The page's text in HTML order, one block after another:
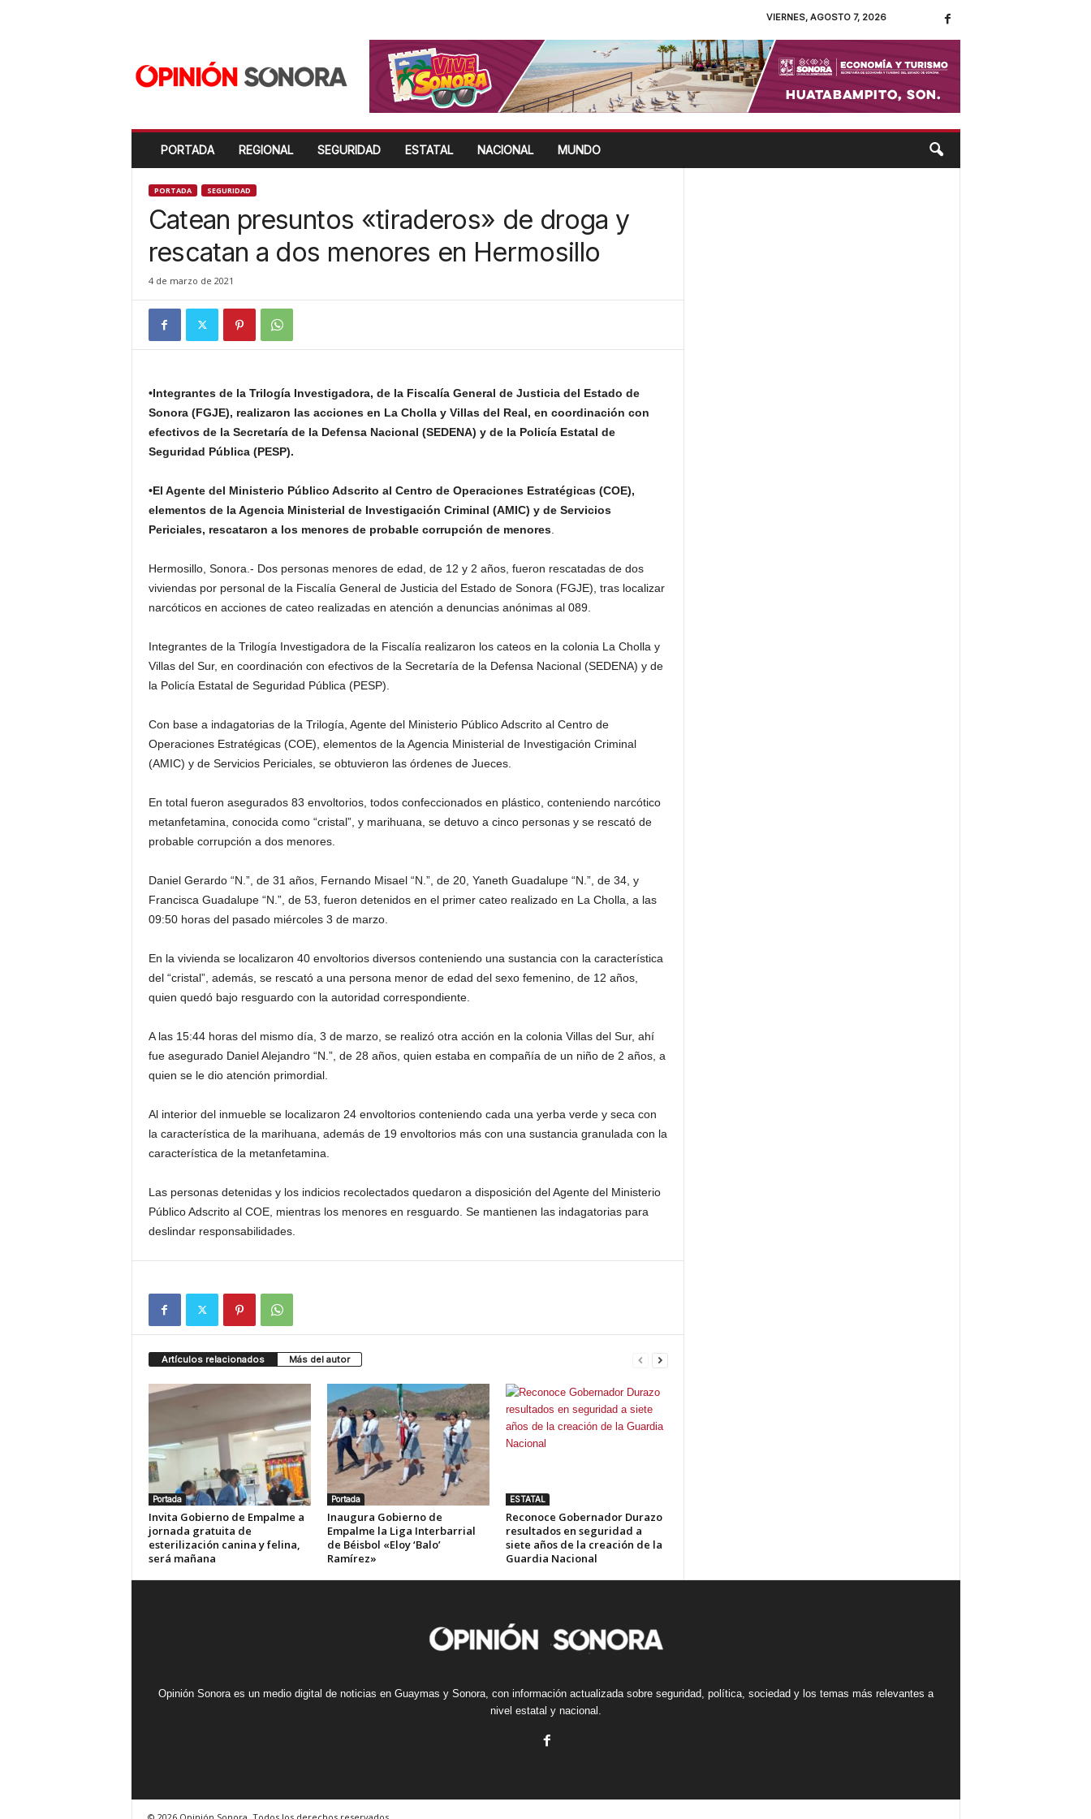
VIERNES, AGOSTO 7, 2026
PORTADA REGIONAL SEGURIDAD ESTATAL NACIONAL MUNDO
PORTADA SEGURIDAD
Catean presuntos «tiraderos» de droga y
rescatan a dos menores en Hermosillo
4 de marzo de 2021
•Integrantes de la Trilogía Investigadora, de la Fiscalía General de Justicia del Estado de
Sonora (FGJE), realizaron las acciones en La Cholla y Villas del Real, en coordinación con
efectivos de la Secretaría de la Defensa Nacional (SEDENA) y de la Policía Estatal de
Seguridad Pública (PESP).
•El Agente del Ministerio Público Adscrito al Centro de Operaciones Estratégicas (COE),
elementos de la Agencia Ministerial de Investigación Criminal (AMIC) y de Servicios
Periciales, rescataron a los menores de probable corrupción de menores.
Hermosillo, Sonora.- Dos personas menores de edad, de 12 y 2 años, fueron rescatadas de dos
viviendas por personal de la Fiscalía General de Justicia del Estado de Sonora (FGJE), tras localizar
narcóticos en acciones de cateo realizadas en atención a denuncias anónimas al 089.
Integrantes de la Trilogía Investigadora de la Fiscalía realizaron los cateos en la colonia La Cholla y
Villas del Sur, en coordinación con efectivos de la Secretaría de la Defensa Nacional (SEDENA) y de
la Policía Estatal de Seguridad Pública (PESP).
Con base a indagatorias de la Trilogía, Agente del Ministerio Público Adscrito al Centro de
Operaciones Estratégicas (COE), elementos de la Agencia Ministerial de Investigación Criminal
(AMIC) y de Servicios Periciales, se obtuvieron las órdenes de Jueces.
En total fueron asegurados 83 envoltorios, todos confeccionados en plástico, conteniendo narcótico
metanfetamina, conocida como “cristal”, y marihuana, se detuvo a cinco personas y se rescató de
probable corrupción a dos menores.
Daniel Gerardo “N.”, de 31 años, Fernando Misael “N.”, de 20, Yaneth Guadalupe “N.”, de 34, y
Francisca Guadalupe “N.”, de 53, fueron detenidos en el primer cateo realizado en La Cholla, a las
09:50 horas del pasado miércoles 3 de marzo.
En la vivienda se localizaron 40 envoltorios diversos conteniendo una sustancia con la característica
del “cristal”, además, se rescató a una persona menor de edad del sexo femenino, de 12 años,
quien quedó bajo resguardo con la autoridad correspondiente.
A las 15:44 horas del mismo día, 3 de marzo, se realizó otra acción en la colonia Villas del Sur, ahí
fue asegurado Daniel Alejandro “N.”, de 28 años, quien estaba en compañía de un niño de 2 años, a
quien se le dio atención primordial.
Al interior del inmueble se localizaron 24 envoltorios conteniendo cada una yerba verde y seca con
la característica de la marihuana, además de 19 envoltorios más con una sustancia granulada con la
característica de la metanfetamina.
Las personas detenidas y los indicios recolectados quedaron a disposición del Agente del Ministerio
Público Adscrito al COE, mientras los menores en resguardo. Se mantienen las indagatorias para
deslindar responsabilidades.
Artículos relacionados Más del autor
Portada
Invita Gobierno de Empalme a
jornada gratuita de
esterilización canina y felina,
será mañana
Portada
Inaugura Gobierno de
Empalme la Liga Interbarrial
de Béisbol «Eloy ‘Balo’
Ramírez»
ESTATAL
Reconoce Gobernador Durazo
resultados en seguridad a
siete años de la creación de la
Guardia Nacional
Opinión Sonora es un medio digital de noticias en Guaymas y Sonora, con información actualizada sobre seguridad, política, sociedad y los temas más relevantes a
nivel estatal y nacional.